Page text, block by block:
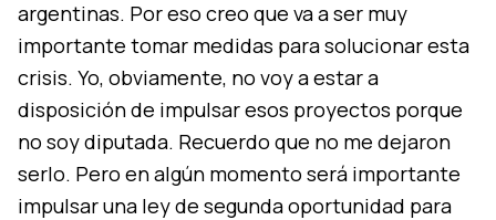
argentinas. Por eso creo que va a ser muy
importante tomar medidas para solucionar esta
crisis. Yo, obviamente, no voy a estar a
disposición de impulsar esos proyectos porque
no soy diputada. Recuerdo que no me dejaron
serlo. Pero en algún momento será importante
impulsar una ley de segunda oportunidad para